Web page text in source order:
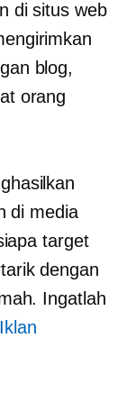
di situs web
blog,
orang
di media
target
dengan
Ingatlah
Iklan